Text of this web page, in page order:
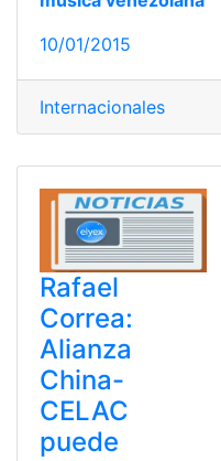
10/01/2015
Internacionales
Rafael
Correa:
Alianza
China-
CELAC
puede